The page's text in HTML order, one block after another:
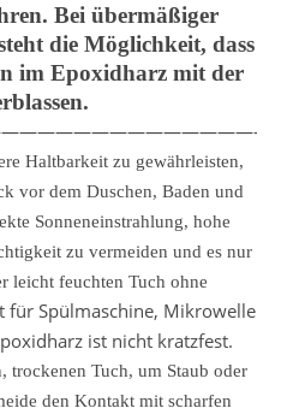
Bei übermäßiger
die Möglichkeit, dass
im Epoxidharz mit der
Haltbarkeit zu gewährleisten,
vor dem Duschen, Baden und
Sonneneinstrahlung, hohe
zu vermeiden und es nur
leicht feuchten Tuch ohne
für Spülmaschine, Mikrowelle
ist nicht kratzfest.
trockenen Tuch, um Staub oder
den Kontakt mit scharfen